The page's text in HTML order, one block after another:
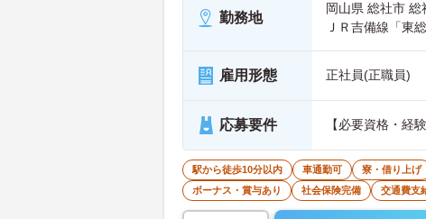
勤務地
岡山県 総社市
ＪＲ吉備線「東
雇用形態 正社員(正職員)
応募要件 【必要資格・経
駅から徒歩10分以内 車通勤可 寮・借り上げ
ボーナス・賞与あり
社会保険完備 交通費支